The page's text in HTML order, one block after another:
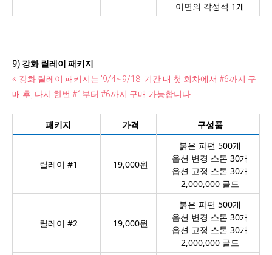
이면의 각성석 1개
9) 강화 릴레이 패키지
※ 강화 릴레이 패키지는 '9/4~9/18' 기간 내 첫 회차에서 #6까지 구
매 후, 다시 한번 #1부터 #6까지 구매 가능합니다.
패키지 가격 구성품
릴레이 #1 19,000원
붉은 파편 500개
옵션 변경 스톤 30개
옵션 고정 스톤 30개
2,000,000 골드
릴레이 #2 19,000원
붉은 파편 500개
옵션 변경 스톤 30개
옵션 고정 스톤 30개
2,000,000 골드